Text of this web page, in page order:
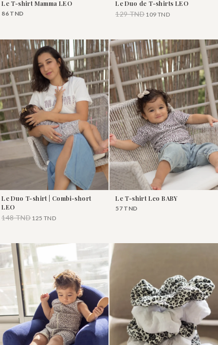
Le T-shirt Mamma LEO
86 TND
Le Duo de T-shirts LEO
129TND 109TND
Le Duo T-shirt | Combi-short
LEO
148TND 125TND
Le T-shirt Leo BABY
57 TND